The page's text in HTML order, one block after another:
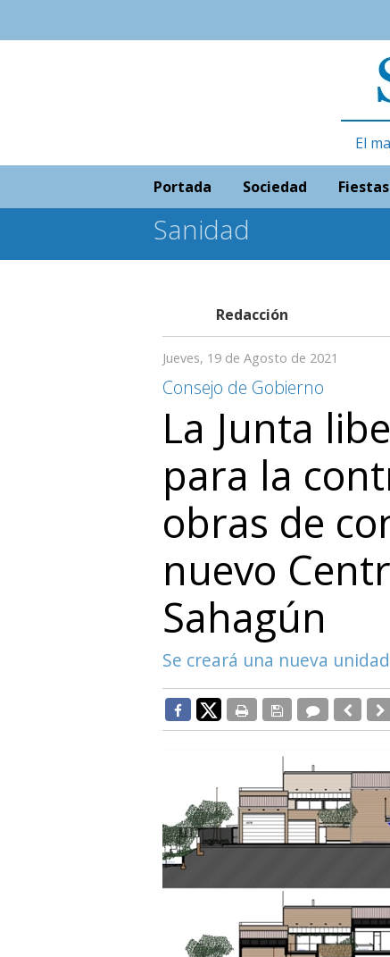
El
Portada Sociedad Fiestas
Sanidad
Redacción
Jueves, 19 de Agosto de 2021
Consejo de Gobierno
La Junta
para la
obras de
nuevo
Sahagún
Se creará una nueva